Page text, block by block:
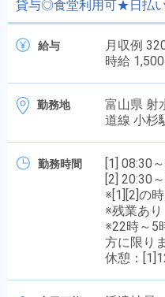
貸与◎食堂利用可★日払い
給与
月収例
時給
勤務地
富山県
道線 小杉
勤務時間
[1] 08:30
[2] 20:30
※[1][2]の
※残業あり
※22時～5
方に限り
休憩：